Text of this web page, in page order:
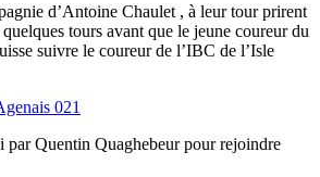
d’Antoine Chaulet , à leur tour prirent
tours avant que le jeune coureur du
suivre le coureur de l’IBC de l’Isle
par Quentin Quaghebeur pour rejoindre